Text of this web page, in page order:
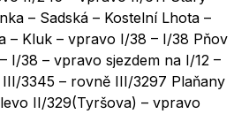
– Sadská – Kostelní Lhota –
– Kluk – vpravo I/38 – I/38 Pňov
I/38 – vpravo sjezdem na I/12 –
3345 – rovně III/3297 Plaňany
II/329(Tyršova) – vpravo